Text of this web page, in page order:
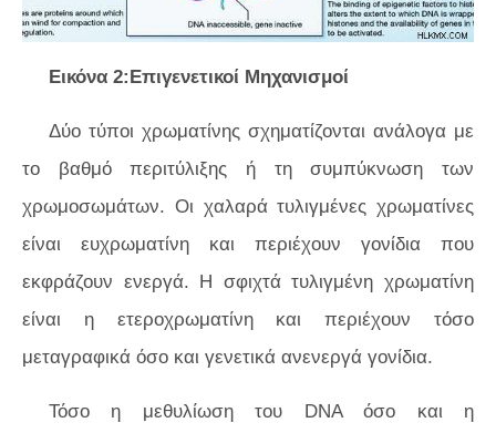
Εικόνα 2:Επιγενετικοί Μηχανισμοί
Δύο τύποι χρωματίνης σχηματίζονται ανάλογα με
το βαθμό περιτύλιξης ή τη συμπύκνωση των
χρωμοσωμάτων. Οι χαλαρά τυλιγμένες χρωματίνες
είναι ευχρωματίνη και περιέχουν γονίδια που
εκφράζουν ενεργά. Η σφιχτά τυλιγμένη χρωματίνη
είναι η ετεροχρωματίνη και περιέχουν τόσο
μεταγραφικά όσο και γενετικά ανενεργά γονίδια.
Τόσο η μεθυλίωση του DNA όσο και η